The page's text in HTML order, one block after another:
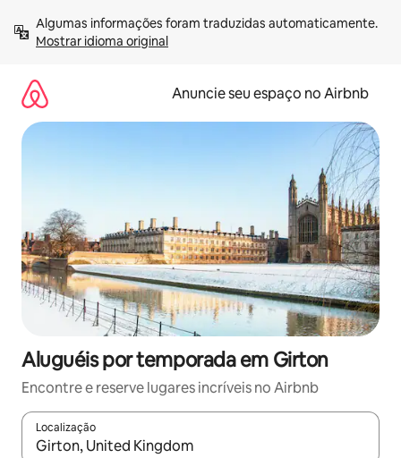
para
Mostrar idioma original
Anuncie seu espaço no Airbnb
Aluguéis por temporada em Girton
Encontre e reserve lugares incríveis no Airbnb
Localização
Quando os resultados estiverem disponíveis, explore-os